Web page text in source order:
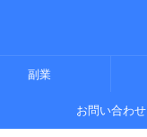
副業
お問い合わせ